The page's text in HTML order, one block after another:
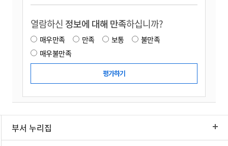
열람하신 정보에 대해 만족하십니까?
매우만족 만족 보통
불만족
매우불만족
부서 누리집